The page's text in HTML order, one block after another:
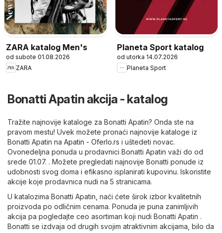
ZARA katalog Men's
od subote 01.08.2026
ZARA
Planeta Sport katalog
od utorka 14.07.2026
Planeta Sport
Bonatti Apatin akcija - katalog
Tražite najnovije kataloge za Bonatti Apatin? Onda ste na
pravom mestu! Uvek možete pronaći najnovije kataloge iz
Bonatti Apatin na Apatin - Oferlo.rs i uštedeti novac.
Ovonedeljna ponuda u prodavnici Bonatti Apatin važi do od
srede 01.07. . Možete pregledati najnovije Bonatti ponude iz
udobnosti svog doma i efikasno isplanirati kupovinu. Iskoristite
akcije koje prodavnica nudi na 5 stranicama.
U katalozima Bonatti Apatin, naći ćete širok izbor kvalitetnih
proizvoda po odličnim cenama. Ponuda je puna zanimljivih
akcija pa pogledajte ceo asortiman koji nudi Bonatti Apatin .
Bonatti se izdvaja od drugih svojim atraktivnim akcijama, bilo da